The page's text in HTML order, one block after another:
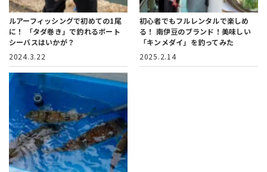
ルアーフィッシングで初めての1尾
に！
「タダ巻き」で釣れるボート
シーバスはいかが？
2024.3.22
初心者でもフルレンタルで楽しめ
る！ 南伊豆のブランド！美味しい
「キンメダイ」を釣ってみた
2025.2.14